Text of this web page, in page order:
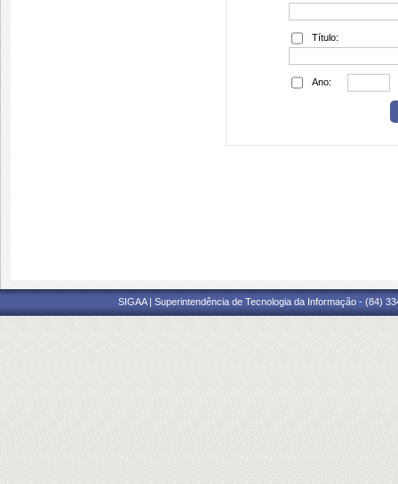
Título:
Ano:
SIGAA | Superintendência de Tecnologia da Informação - (84)